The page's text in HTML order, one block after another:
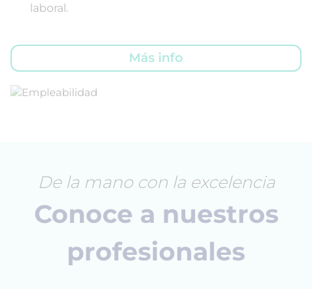
laboral.
Más info
De la mano con la excelencia
Conoce a nuestros
profesionales